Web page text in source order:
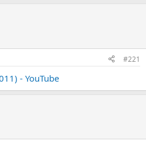
#221
- YouTube